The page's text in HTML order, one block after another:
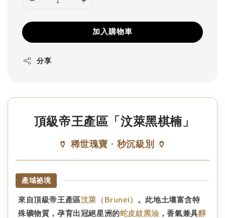
加入購物車
分享
頂級帝王產區「汶萊黑棋楠」
🏺 稀世瑰寶 · 秒沉級別 🏺
產域祕境
來自頂級帝王產區汶萊（Brunei） 。此地土壤富含特
殊礦物質，孕育出冠絕星洲的蛇皮紋黑油 ，香氣兼具醇